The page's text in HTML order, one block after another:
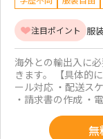
注目ポイント 服
海外との輸出入に
きます。 【具体的
ール対応 ・配送ス
・請求書の作成 ・
無